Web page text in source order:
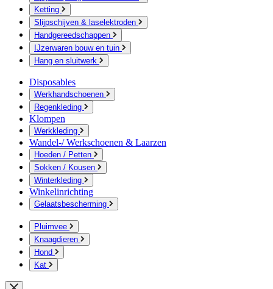
Ketting
Slijpschijven & laselektroden
Handgereedschappen
IJzerwaren bouw en tuin
Hang en sluitwerk
Disposables
Werkhandschoenen
Regenkleding
Klompen
Werkkleding
Wandel-/ Werkschoenen & Laarzen
Hoeden / Petten
Sokken / Kousen
Winterkleding
Winkelinrichting
Gelaatsbescherming
Pluimvee
Knaagdieren
Hond
Kat